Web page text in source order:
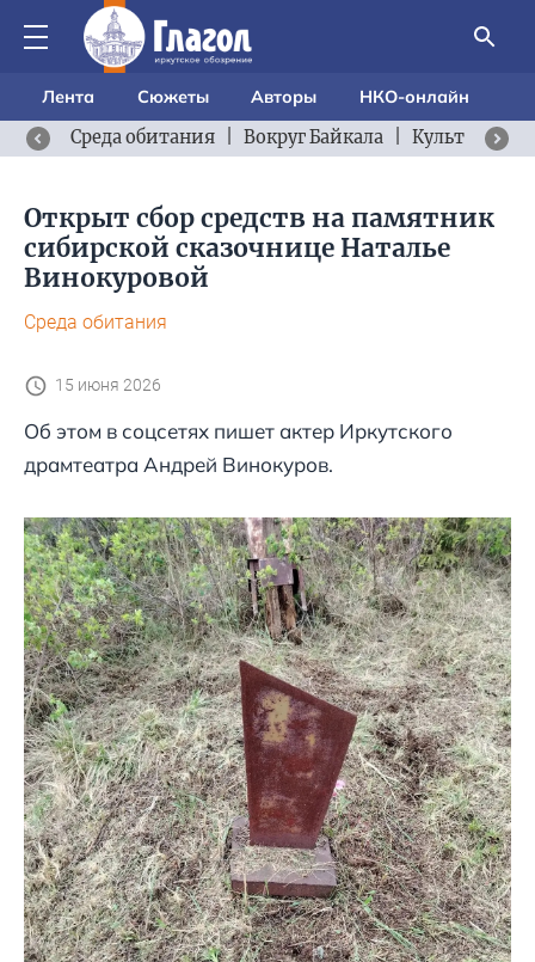
Лента Сюжеты Авторы
НКО-онлайн
Среда обитания
Вокруг Байкала Культурный
Открыт сбор средств на памятник
сибирской сказочнице Наталье
Винокуровой
Среда обитания
15 июня 2026
Об этом в соцсетях пишет актер Иркутского
драмтеатра Андрей Винокуров.